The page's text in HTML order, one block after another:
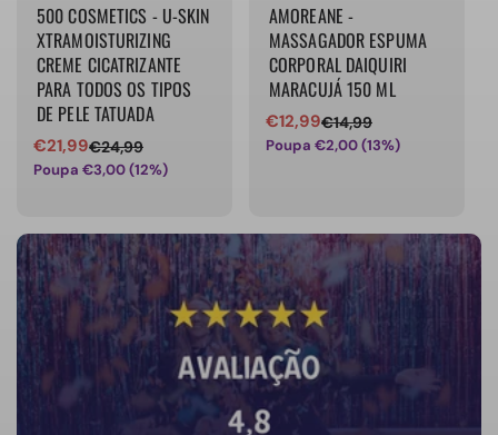
500 COSMETICS - U-SKIN
XTRAMOISTURIZING
CREME CICATRIZANTE
PARA TODOS OS TIPOS
DE PELE TATUADA
Preço
de
€21,99
Preço
normal
€24,99
Poupa €3,00 (12%)
AMOREANE -
MASSAGADOR ESPUMA
CORPORAL DAIQUIRI
MARACUJÁ 150 ML
Preço
de
€12,99
Preço
normal
€14,99
Poupa €2,00 (13%)